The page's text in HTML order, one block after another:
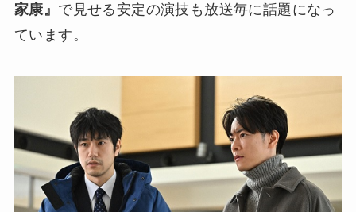
家康』 で見せる安定の演技も放送毎に話題になっ
ています。